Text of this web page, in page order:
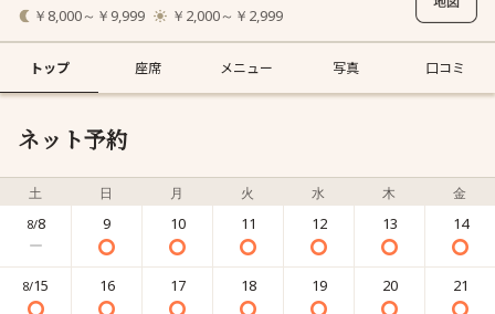
￥8,000～￥9,999 ￥2,000～￥2,999
トップ 座席 メニュー 写真 口コミ
ネット予約
土 日 月 火 水 木 金
8/8 9 10 11 12 13 14
8/15 16 17 18 19 20 21